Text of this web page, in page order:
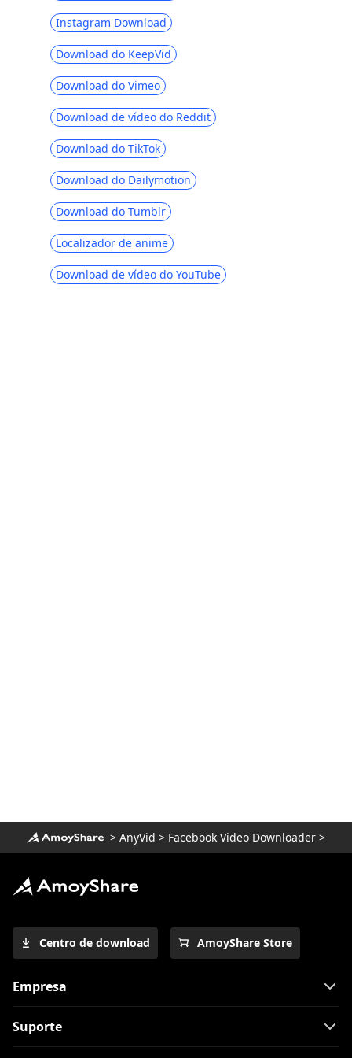
Por que o Facebook é tão lento? Corrigir
no PC e no telefone [atualização 2023]
[Dicas comprovadas] Corrigir vídeos do
Facebook que não reproduzem
instantaneamente
Como adicionar música à postagem do
Facebook [Perfil e história]
Como recuperar mensagens excluídas
do Facebook com sucesso
principais alternativas para salvar vídeos
Instagram Download
Download do KeepVid
Download do Vimeo
Download de vídeo do Reddit
Download do TikTok
Download do Dailymotion
Download do Tumblr
Localizador de anime
Download de vídeo do YouTube
> AnyVid > Facebook Video Downloader >
Centro de download AmoyShare Store
Empresa
Suporte